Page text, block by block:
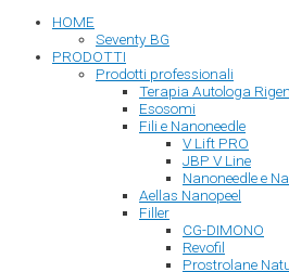
HOME
Seventy BG
PRODOTTI
Prodotti professionali
Terapia Autologa
Esosomi
Fili e Nanoneedle
V Lift PRO
JBP V Line
Nanoneedle e
Aellas Nanopeel
Filler
CG-DIMONO
Revofil
Prostrolane